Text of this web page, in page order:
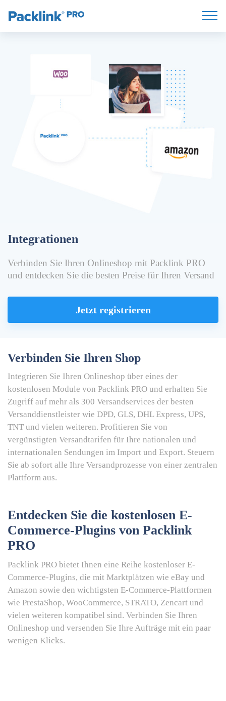
Integrationen
Verbinden Sie Ihren Onlineshop mit Packlink PRO
und entdecken Sie die besten Preise für Ihren Versand
Jetzt registrieren
Verbinden Sie Ihren Shop
Integrieren Sie Ihren Onlineshop über eines der
kostenlosen Module von Packlink PRO und erhalten Sie
Zugriff auf mehr als 300 Versandservices der besten
Versanddienstleister wie DPD, GLS, DHL Express, UPS,
TNT und vielen weiteren. Profitieren Sie von
vergünstigten Versandtarifen für Ihre nationalen und
internationalen Sendungen im Import und Export. Steuern
Sie ab sofort alle Ihre Versandprozesse von einer zentralen
Plattform aus.
Entdecken Sie die kostenlosen E-
Commerce-Plugins von Packlink
PRO
Packlink PRO bietet Ihnen eine Reihe kostenloser E-
Commerce-Plugins, die mit Marktplätzen wie eBay und
Amazon sowie den wichtigsten E-Commerce-Plattformen
wie PrestaShop, WooCommerce, STRATO, Zencart und
vielen weiteren kompatibel sind. Verbinden Sie Ihren
Onlineshop und versenden Sie Ihre Aufträge mit ein paar
wenigen Klicks.